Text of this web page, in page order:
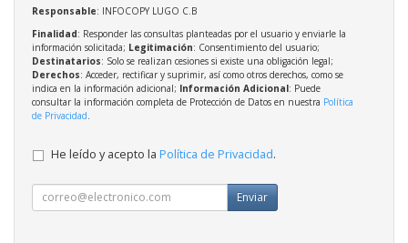
Responsable: INFOCOPY LUGO C.B
Finalidad: Responder las consultas planteadas por el usuario y enviarle la
información solicitada; Legitimación: Consentimiento del usuario;
Destinatarios: Solo se realizan cesiones si existe una obligación legal;
Derechos: Acceder, rectificar y suprimir, así como otros derechos, como se
indica en la información adicional; Información Adicional: Puede
consultar la información completa de Protección de Datos en nuestra Política
de Privacidad
He leído y acepto la Política de Privacidad.
Enviar